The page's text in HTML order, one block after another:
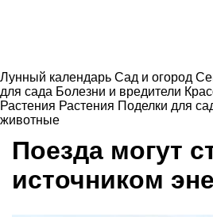
Лунный календарь Сад и огород
для сада Болезни и вредители
Растения Растения Поделки для
животные
Поезда могут
источником